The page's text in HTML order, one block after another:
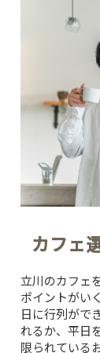
カフェ
立川のカフェ
ポイントがい
日に行列がで
れるか、平日
限られている